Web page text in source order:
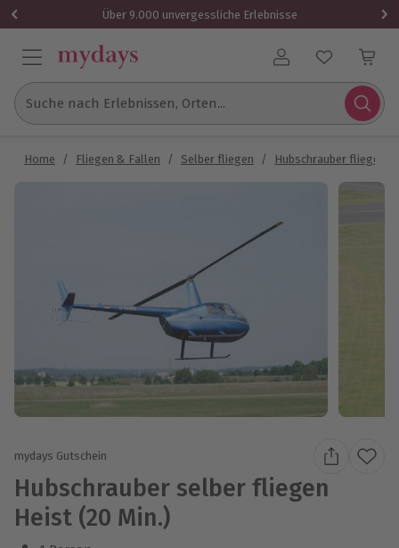
Über 9.000 unvergessliche Erlebnisse
Benutzerkonto
Suche nach Erlebnissen, Orten...
Home / Fliegen & Fallen / Selber fliegen / Hubschrauber fliegen
mydays Gutschein
Hubschrauber selber fliegen
Heist (20 Min.)